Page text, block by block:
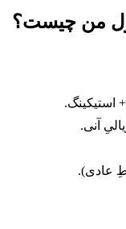
من چیست؟
آنی.